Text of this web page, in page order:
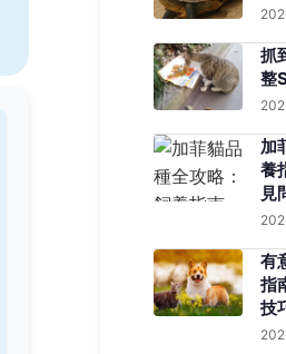
抓
整
加
養
見
有
指
技